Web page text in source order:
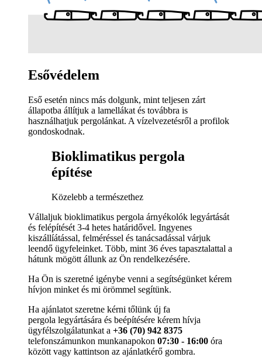
Esővédelem
Eső esetén nincs más dolgunk, mint teljesen zárt
állapotba állítjuk a lamellákat és továbbra is
használhatjuk pergolánkat. A vízelvezetésről a profilok
gondoskodnak.
Bioklimatikus pergola
építése
Közelebb a természethez
Vállaljuk bioklimatikus pergola árnyékolók legyártását
és felépítését 3-4 hetes határidővel. Ingyenes
kiszállíátással, felméréssel és tanácsadással várjuk
leendő ügyfeleinket. Több, mint 36 éves tapasztalattal a
hátunk mögött állunk az Ön rendelkezésére.
Ha Ön is szeretné igénybe venni a segítségünket kérem
hívjon minket és mi örömmel segítünk.
Ha ajánlatot szeretne kérni tőlünk új fa
pergola legyártására és beépítésére kérem hívja
ügyfélszolgálatunkat a +36 (70) 942 8375
telefonszámunkon munkanapokon 07:30 - 16:00 óra
között vagy kattintson az ajánlatkérő gombra.